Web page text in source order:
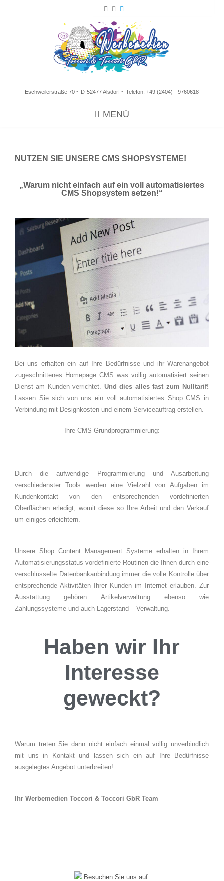
Eschweilerstraße 70 ~ D-52477 Alsdorf ~ Telefon: +49 (2404) - 9760618
MENÜ
NUTZEN SIE UNSERE CMS SHOPSYSTEME!
„Warum nicht einfach auf ein voll automatisiertes
CMS Shopsystem setzen!“
Bei uns erhalten ein auf Ihre Bedürfnisse und ihr Warenangebot
zugeschnittenes Homepage CMS was völlig automatisiert seinen
Dienst am Kunden verrichtet. Und dies alles fast zum Nulltarif!
Lassen Sie sich von uns ein voll automatisiertes Shop CMS in
Verbindung mit Designkosten und einem Serviceauftrag erstellen.
Ihre CMS Grundprogrammierung:
Durch die aufwendige Programmierung und Ausarbeitung
verschiedenster Tools werden eine Vielzahl von Aufgaben im
Kundenkontakt von den entsprechenden vordefinierten
Oberflächen erledigt, womit diese so Ihre Arbeit und den Verkauf
um einiges erleichtern.
Unsere Shop Content Management Systeme erhalten in Ihrem
Automatisierungsstatus vordefinierte Routinen die Ihnen durch eine
verschlüsselte Datenbankanbindung immer die volle Kontrolle über
entsprechende Aktivitäten Ihrer Kunden im Internet erlauben. Zur
Ausstattung gehören Artikelverwaltung ebenso wie
Zahlungssysteme und auch Lagerstand – Verwaltung.
Haben wir Ihr
Interesse
geweckt?
Warum treten Sie dann nicht einfach einmal völlig unverbindlich
mit uns in Kontakt und lassen sich ein auf Ihre Bedürfnisse
ausgelegtes Angebot unterbreiten!
Ihr Werbemedien Toccori & Toccori GbR Team